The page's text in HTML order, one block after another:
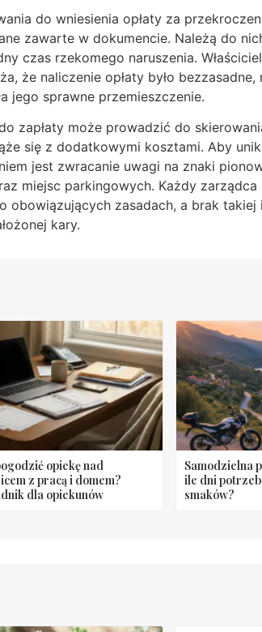
do wniesienia opłaty za
zawarte w dokumencie. Należą do
czas rzekomego naruszenia.
że naliczenie opłaty było bezzasadne,
jego sprawne przemieszczenie.
zapłaty może prowadzić do
się z dodatkowymi kosztami. Aby
jest zwracanie uwagi na znaki
miejsc parkingowych. Każdy
zasadach, a brak takiej
kary.
opiekę nad
z pracą i domem?
dla opiekunów
Samodzielna
ile dni
smaków?